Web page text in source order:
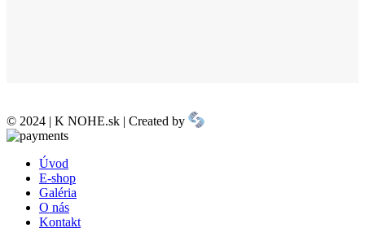
© 2024 | K NOHE.sk | Created by
Úvod
E-shop
Galéria
O nás
Kontakt